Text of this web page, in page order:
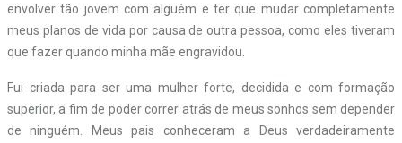
envolver tão jovem com alguém e ter que mudar completamente
meus planos de vida por causa de outra pessoa, como eles tiveram
que fazer quando minha mãe engravidou.
Fui criada para ser uma mulher forte, decidida e com formação
superior, a fim de poder correr atrás de meus sonhos sem depender
de ninguém. Meus pais conheceram a Deus verdadeiramente